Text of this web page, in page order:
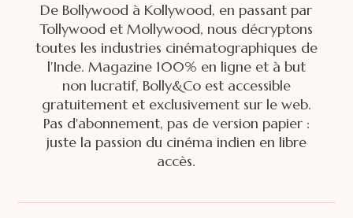
De Bollywood à Kollywood, en passant par
Tollywood et Mollywood, nous décryptons
toutes les industries cinématographiques de
l'Inde. Magazine 100% en ligne et à but
non lucratif, Bolly&Co est accessible
gratuitement et exclusivement sur le web.
Pas d'abonnement, pas de version papier :
juste la passion du cinéma indien en libre
accès.